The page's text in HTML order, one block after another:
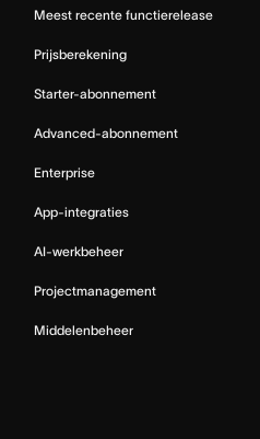
Meest recente functierelease
Prijsberekening
Starter-abonnement
Advanced-abonnement
Enterprise
App-integraties
AI-werkbeheer
Projectmanagement
Middelenbeheer